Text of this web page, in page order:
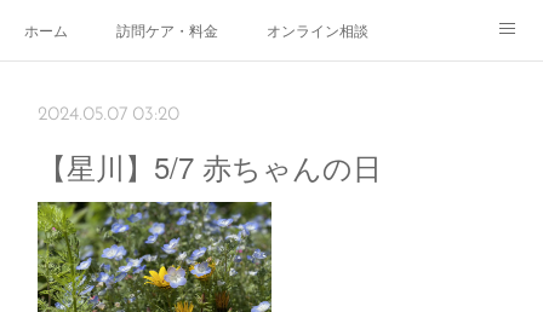
ホーム 訪問ケア・料金 オンライン相談
2024.05.07 03:20
【星川】5/7 赤ちゃんの日